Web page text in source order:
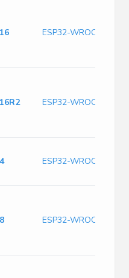
ESP32-WROOM-
ESP32-WROOM-
ESP32-WROOM-
ESP32-WROOM-